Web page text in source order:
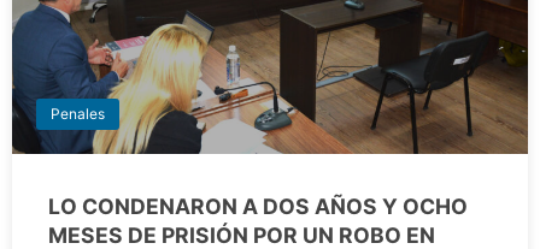
Penales
LO CONDENARON A DOS AÑOS Y OCHO
MESES DE PRISIÓN POR UN ROBO EN